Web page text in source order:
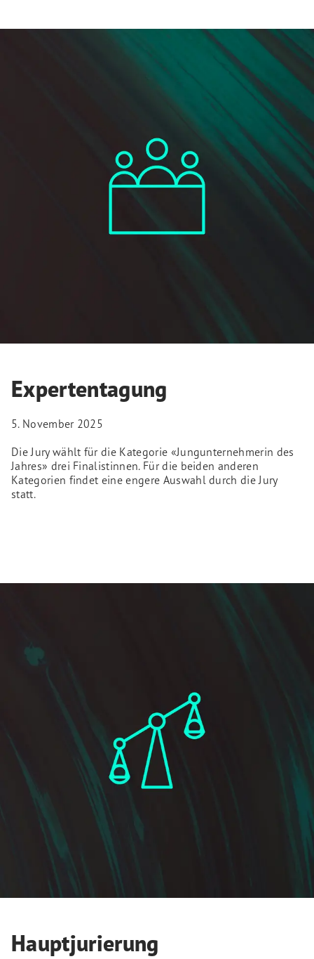
Expertentagung
5. November 2025
Die Jury wählt für die Kategorie «Jungunternehmerin des
Jahres» drei Finalistinnen. Für die beiden anderen
Kategorien findet eine engere Auswahl durch die Jury
statt.
Hauptjurierung